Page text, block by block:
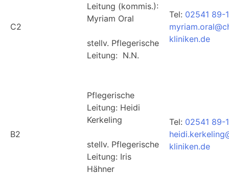
C2
Leitung (kommis.):
Myriam Oral
stellv. Pflegerische
Leitung: N.N.
Tel: 02541 89-
kliniken.de
B2
Pflegerische
Leitung: Heidi
Kerkeling
stellv. Pflegerische
Leitung: Iris
Hähner
Tel: 02541 89-
kliniken.de